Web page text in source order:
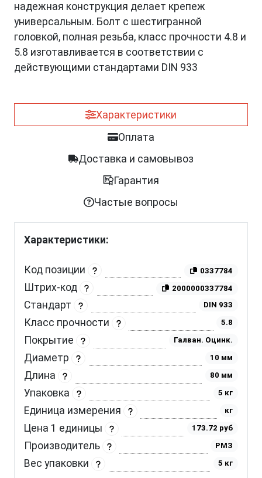
надежная конструкция делает крепеж
универсальным. Болт с шестигранной
головкой, полная резьба, класс прочности 4.8 и
5.8 изготавливается в соответствии с
действующими стандартами DIN 933
Характеристики
Оплата
Доставка и самовывоз
Гарантия
Частые вопросы
Характеристики:
Код позиции 0337784
Штрих-код 2000000337784
Стандарт DIN 933
Класс прочности 5.8
Покрытие Галван. Оцинк.
Диаметр 10 мм
Длина 80 мм
Упаковка 5 кг
Единица измерения кг
Цена 1 единицы 173.72 руб
Производитель РМЗ
Вес упаковки 5 кг